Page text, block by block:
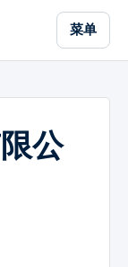
菜单
公